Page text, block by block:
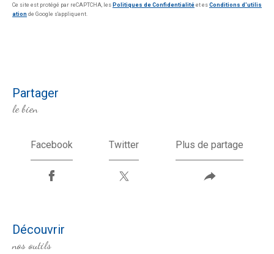
Ce site est protégé par reCAPTCHA, les Politiques de Confidentialité et es Conditions d'utilis
ation de Google s'appliquent.
partager
le bien
Facebook Twitter Plus de partage
découvrir
nos outils